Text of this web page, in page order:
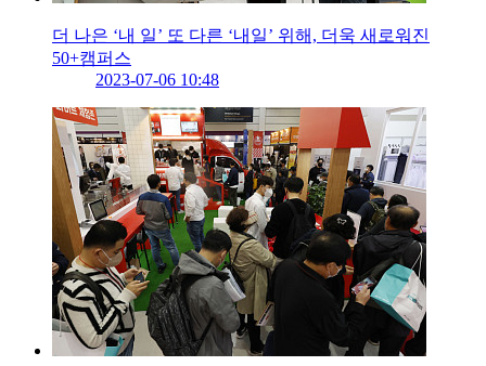
더 나은 ‘내 일’ 또 다른 ‘내일’ 위해, 더욱 새로워진
50+캠퍼스
2023-07-06 10:48